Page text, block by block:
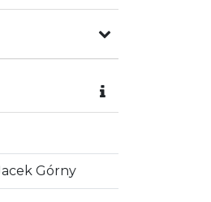
Górny